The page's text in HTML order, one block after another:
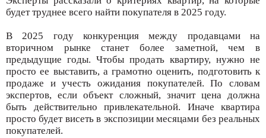
будет труднее всего найти покупателя в 2025 году.
В 2025 году конкуренция между продавцами на
вторичном рынке станет более заметной, чем в
предыдущие годы. Чтобы продать квартиру, нужно не
просто ее выставить, а грамотно оценить, подготовить к
продаже и учесть ожидания покупателей. По словам
экспертов, если объект сложный, значит цена должна
быть действительно привлекательной. Иначе квартира
просто будет висеть в экспозиции месяцами без реальных
покупателей.